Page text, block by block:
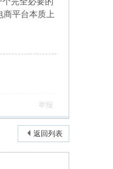
商平台本质上
举报
返回列表